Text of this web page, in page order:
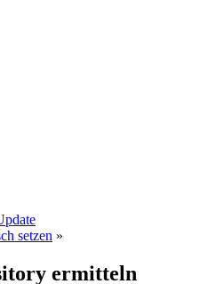
setzen »
ermitteln